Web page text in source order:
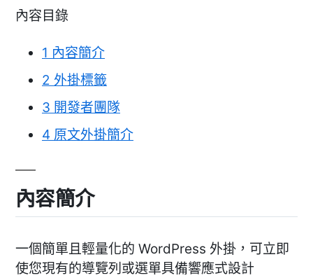
內容目錄
1 內容簡介
2 外掛標籤
3 開發者團隊
4 原文外掛簡介
內容簡介
一個簡單且輕量化的 WordPress 外掛，可立即
使您現有的導覽列或選單具備響應式設計